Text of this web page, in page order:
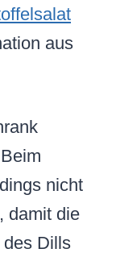
aus
nicht
damit die
Dills